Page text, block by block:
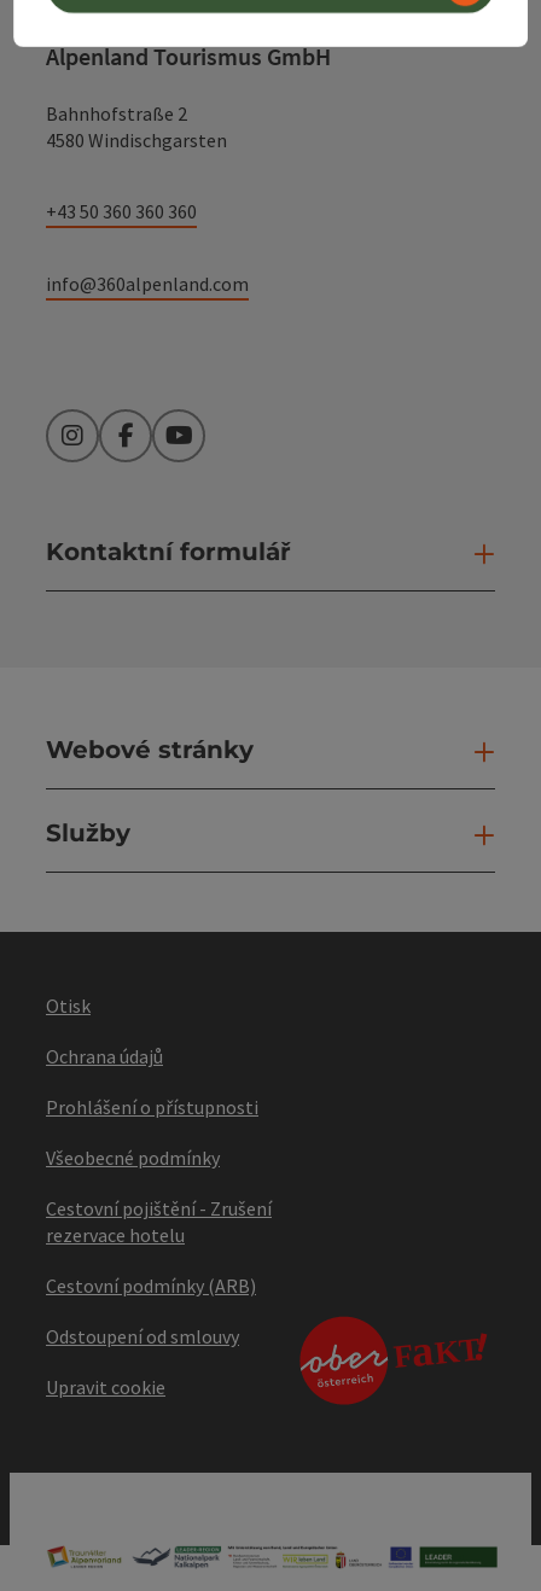
Alpenland Tourismus GmbH
Bahnhofstraße 2
4580 Windischgarsten
+43 50 360 360 360
info@360alpenland.com
InstagramFacebookYouTube
Kontaktní formulář
Webové stránky
Služby
Otisk
Ochrana údajů
Prohlášení o přístupnosti
Všeobecné podmínky
Cestovní pojištění - Zrušení
rezervace hotelu
Cestovní podmínky (ARB)
Odstoupení od smlouvy
Upravit cookie